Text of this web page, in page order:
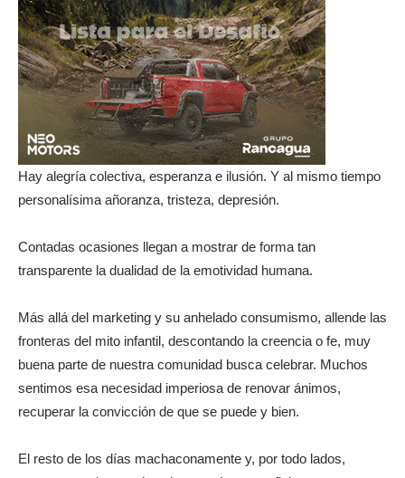
Hay alegría colectiva, esperanza e ilusión. Y al mismo tiempo
personalísima añoranza, tristeza, depresión.
Contadas ocasiones llegan a mostrar de forma tan
transparente la dualidad de la emotividad humana.
Más allá del marketing y su anhelado consumismo, allende las
fronteras del mito infantil, descontando la creencia o fe, muy
buena parte de nuestra comunidad busca celebrar. Muchos
sentimos esa necesidad imperiosa de renovar ánimos,
recuperar la convicción de que se puede y bien.
El resto de los días machaconamente y, por todo lados,